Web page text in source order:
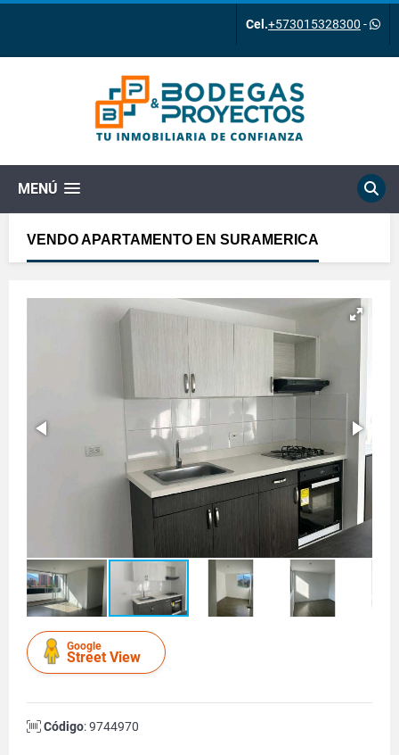
Cel.+573015328300 -
MENÚ
VENDO APARTAMENTO EN SURAMERICA
Google
Street View
Código: 9744970